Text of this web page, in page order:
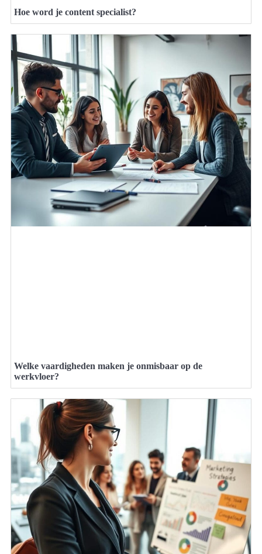
Hoe word je content specialist?
Welke vaardigheden maken je onmisbaar op de
werkvloer?